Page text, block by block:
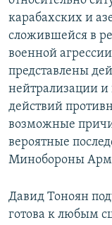
карабахских и
сложившейся в
военной
представлены
нейтрализации и
действий
возможные
вероятные
Минобороны
Давид Тоноян
готова к любым